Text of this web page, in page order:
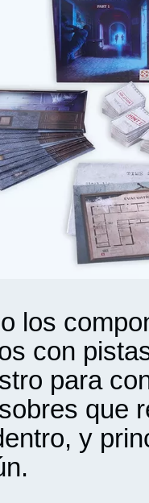
los
con
para
que
y